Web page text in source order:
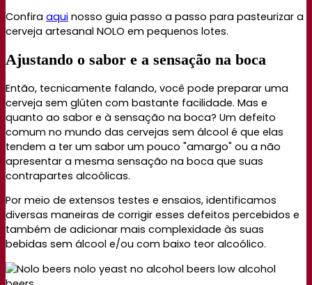
Confira aqui nosso guia passo a passo para pasteurizar a
cerveja artesanal NOLO em pequenos lotes.
Ajustando o sabor e a sensação na boca
Então, tecnicamente falando, você pode preparar uma
cerveja sem glúten com bastante facilidade. Mas e
quanto ao sabor e à sensação na boca? Um defeito
comum no mundo das cervejas sem álcool é que elas
tendem a ter um sabor um pouco "amargo" ou a não
apresentar a mesma sensação na boca que suas
contrapartes alcoólicas.
Por meio de extensos testes e ensaios, identificamos
diversas maneiras de corrigir esses defeitos percebidos e
também de adicionar mais complexidade às suas
bebidas sem álcool e/ou com baixo teor alcoólico.